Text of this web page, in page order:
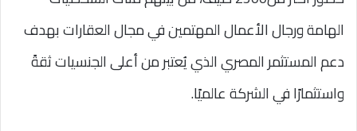
الهامة ورجال الأعمال المهتمين في مجال العقارات بهدف
دعم المستثمر المصري الذي يُعتبر من أعلى الجنسيات ثقةً
واستثمارًا في الشركة عالميًا.